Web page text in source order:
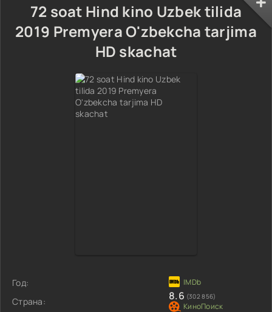
72 soat Hind kino Uzbek tilida
2019 Premyera O'zbekcha tarjima
HD skachat
Год:
Страна:
8.6 (302 856)